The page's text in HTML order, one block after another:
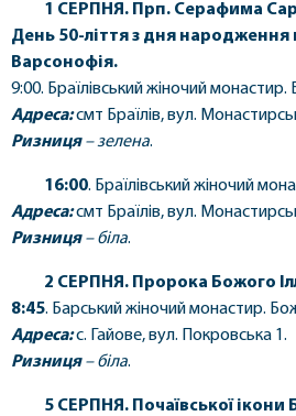
1 СЕРПНЯ. Прп. Серафима
День 50-ліття з дня
Варсонофія.
9:00. Браїлівський жіночий монастир.
Адреса:смт Браїлів, вул.
Ризниця–зелена.
16:00. Браїлівський жіночий
Адреса:смт Браїлів, вул.
Ризниця– біла.
2 СЕРПНЯ. Пророка Божого
8:45. Барський жіночий монастир.
Адреса:с. Гайове, вул. Покровська 1.
Ризниця– біла.
5 СЕРПНЯ. Почаївської ікони